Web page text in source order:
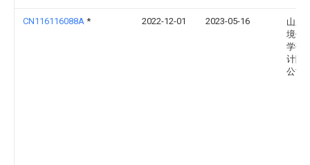
CN116116088A * 2022-12-01 2023-05-16
山东
境保
学研
计院
公司